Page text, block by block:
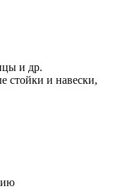
и др.
стойки и навески,